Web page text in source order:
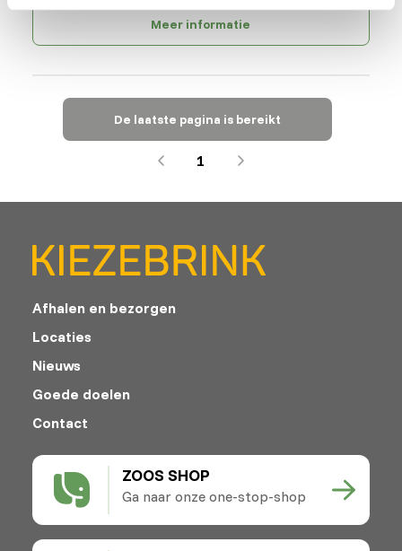
Meer informatie
De laatste pagina is bereikt
1
ZOOS SHOP
Ga naar onze one-stop-shop
Afhalen en bezorgen
Locaties
Nieuws
Goede doelen
Contact